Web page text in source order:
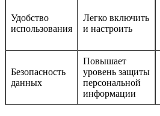
Удобство
использования
Легко включить
и настроить
Безопасность
данных
Повышает
уровень защиты
персональной
информации